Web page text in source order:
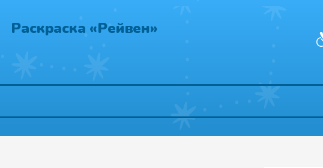
Раскраска «Рейвен»